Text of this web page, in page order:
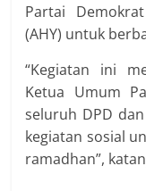
Partai
(AHY) untuk
“Kegiatan ini
Ketua Umum
seluruh DPD
kegiatan sosial
ramadhan”,